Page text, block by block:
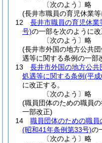
〔次のよう〕略
(長井市職員の育児休業
12
長井市職員の育児休業
号)の一部を次のように改
〔次のよう〕略
(長井市外国の地方公共
遇等に関する条例の一部
13
長井市外国の地方公
処遇等に関する条例(平
に改正する。
〔次のよう〕略
(職員団体のための職員
一部改正)
14
職員団体のための職員
(昭和41年条例第33号)の
〔次のよう〕略